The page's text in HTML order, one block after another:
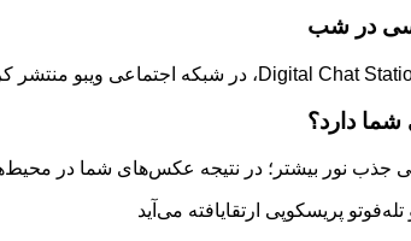
در شب
شما دارد؟
نور بیشتر؛ در نتیجه عکس‌های شما در